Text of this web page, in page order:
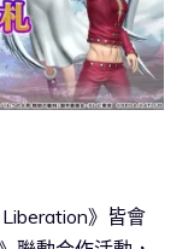
》皆會